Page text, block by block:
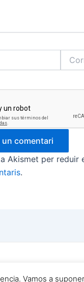
Akismet per reduir
.
Vamos a